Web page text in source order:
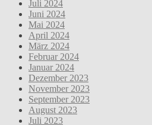
Juli 2024
Juni 2024
Mai 2024
April 2024
März 2024
Februar 2024
Januar 2024
Dezember 2023
November 2023
September 2023
August 2023
Juli 2023